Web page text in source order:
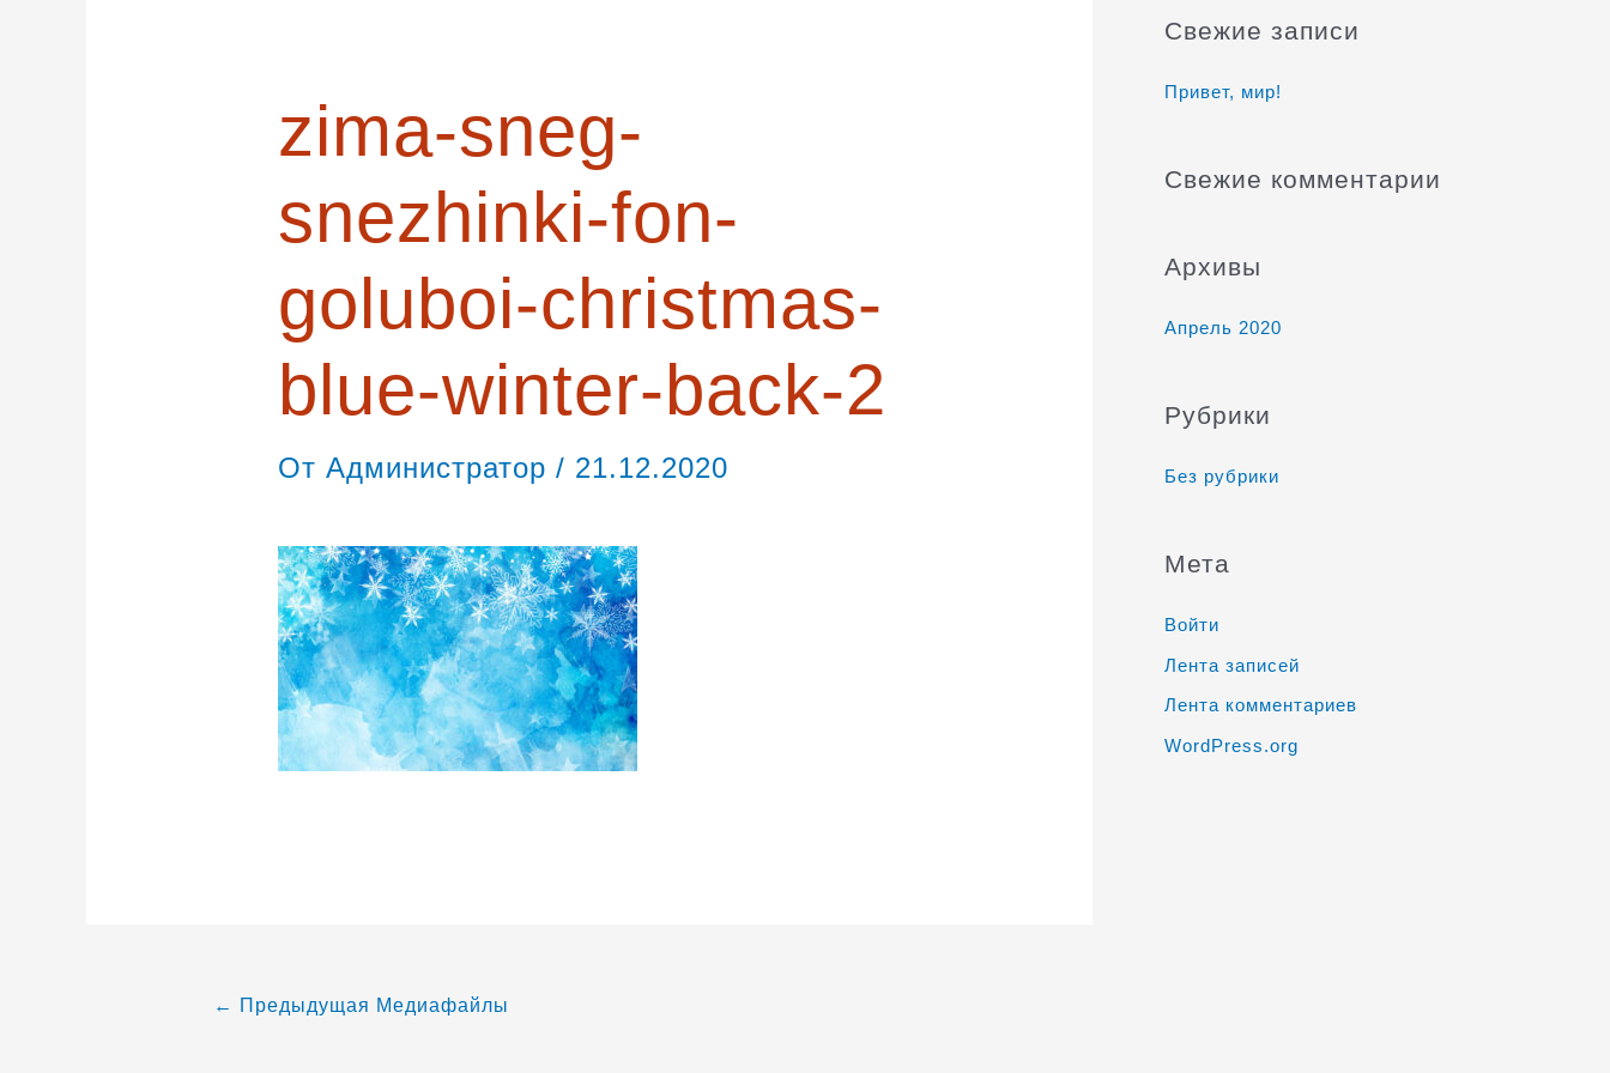
zima-sneg-
snezhinki-fon-
goluboi-christmas-
blue-winter-back-2
ОтАдминистратор/ 21.12.2020
← Предыдущая Медиафайлы
с
Свежие записи
Привет, мир!
Свежие комментарии
Архивы
Апрель 2020
Рубрики
Без рубрики
Мета
Войти
Лента записей
Лента комментариев
WordPress.org